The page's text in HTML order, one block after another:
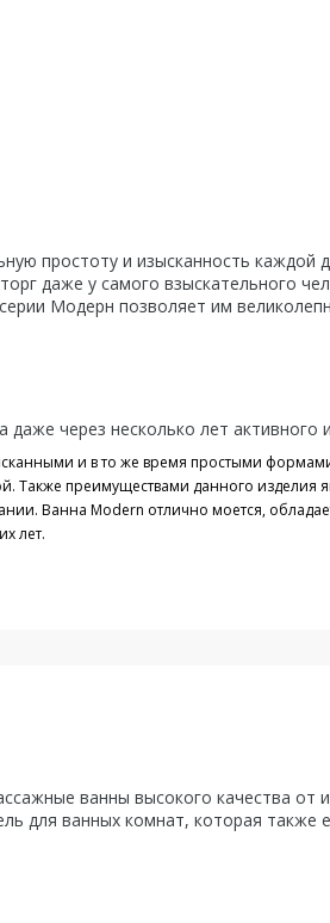
простоту и изысканность каждой
даже у самого взыскательного
Модерн позволяет им
через несколько лет активного
и в то же время простыми
преимуществами данного изделия
Ванна Modern отлично моется,
лет.
ванны высокого качества от
для ванных комнат, которая также